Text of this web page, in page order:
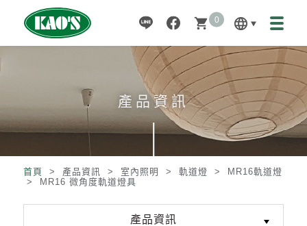
language
shopping_cart 0
產品資訊
首頁 > 產品資訊 > 室內照明 > 軌道燈 >
MR16軌道燈
>
MR16 微角度軌道燈具
產品資訊